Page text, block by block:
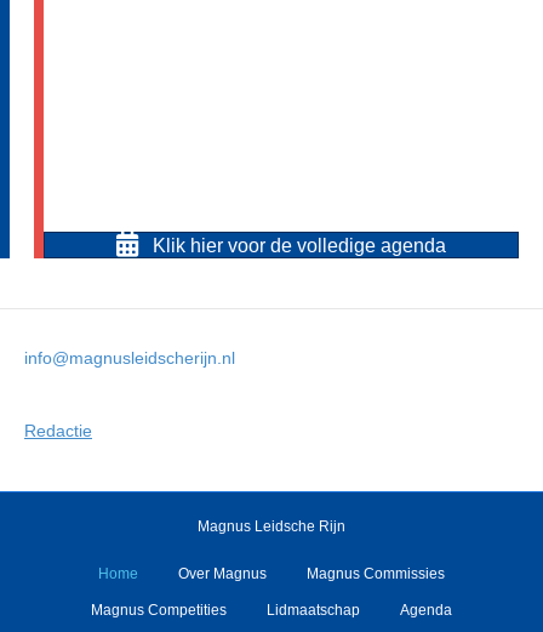
Klik hier voor de volledige agenda
info@magnusleidscherijn.nl
Redactie
Magnus Leidsche Rijn
Home Over Magnus Magnus Commissies
Magnus Competities Lidmaatschap Agenda